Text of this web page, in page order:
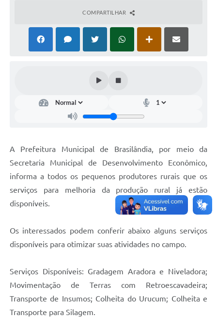
Formulário
COMPARTILHAR
A Prefeitura Municipal de Brasilândia, por meio da
Secretaria Municipal de Desenvolvimento Econômico,
informa a todos os pequenos produtores rurais que os
serviços para melhoria da produção rural já estão
disponíveis.
Os interessados podem conferir abaixo alguns serviços
disponíveis para otimizar suas atividades no campo.
Serviços Disponíveis: Gradagem Aradora e Niveladora;
Movimentação de Terras com Retroescavadeira;
Transporte de Insumos; Colheita do Urucum; Colheita e
Transporte para Silagem.